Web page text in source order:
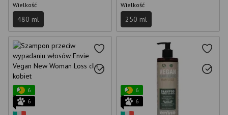
Wielkość
480 ml
Wielkość
250 ml
6
6
6
6